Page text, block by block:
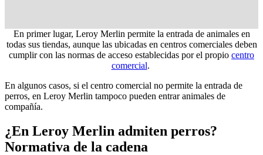
En primer lugar, Leroy Merlin permite la entrada de animales en
todas sus tiendas, aunque las ubicadas en centros comerciales deben
cumplir con las normas de acceso establecidas por el propio centro
comercial.
En algunos casos, si el centro comercial no permite la entrada de
perros, en Leroy Merlin tampoco pueden entrar animales de
compañía.
¿En Leroy Merlin admiten perros?
Normativa de la cadena